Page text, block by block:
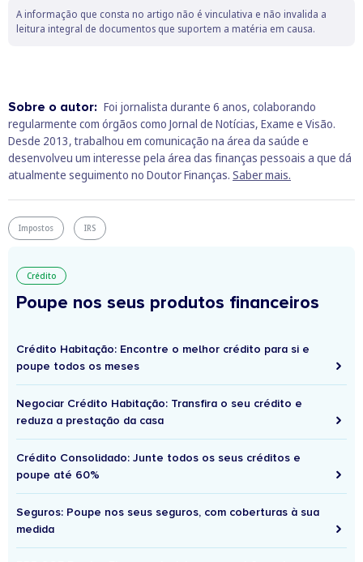
A informação que consta no artigo não é vinculativa e não invalida a
leitura integral de documentos que suportem a matéria em causa.
Sobre o autor: Foi jornalista durante 6 anos, colaborando
regularmente com órgãos como Jornal de Notícias, Exame e Visão.
Desde 2013, trabalhou em comunicação na área da saúde e
desenvolveu um interesse pela área das finanças pessoais a que dá
atualmente seguimento no Doutor Finanças. Saber mais.
Impostos IRS
Crédito
Poupe nos seus produtos financeiros
Crédito Habitação: Encontre o melhor crédito para si e
poupe todos os meses
Negociar Crédito Habitação: Transfira o seu crédito e
reduza a prestação da casa
Crédito Consolidado: Junte todos os seus créditos e
poupe até 60%
Seguros: Poupe nos seus seguros, com coberturas à sua
medida